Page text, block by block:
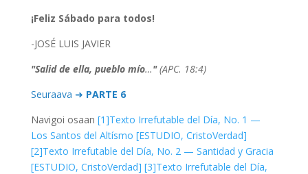
¡Feliz Sábado para todos!
-JOSÉ LUIS JAVIER
"Salid de ella, pueblo mío…"(APC. 18:4)
Seuraava ➜ PARTE 6
Navigoi osaan [1]Texto Irrefutable del Día, No. 1 —
Los Santos del Altísmo [ESTUDIO, CristoVerdad]
[2]Texto Irrefutable del Día, No. 2 — Santidad y Gracia
[ESTUDIO, CristoVerdad] [3]Texto Irrefutable del Día,